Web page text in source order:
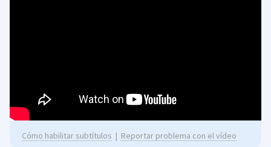
Cómo habilitar subtítulos | Reportar problema con el vídeo